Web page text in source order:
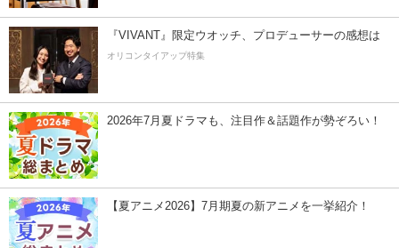
『VIVANT』限定ウオッチ、プロデューサーの感想は
オリコンタイアップ特集
2026年7月夏ドラマも、注目作＆話題作が勢ぞろい！
【夏アニメ2026】7月期夏の新アニメを一挙紹介！